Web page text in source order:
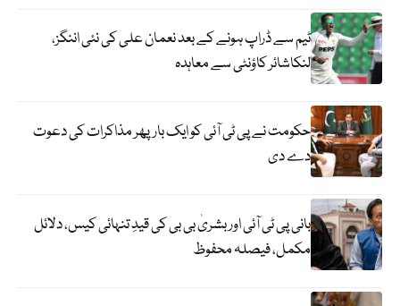
ٹیم سے ڈراپ ہونے کے بعد نعمان علی کی نئی اننگز،
لنکاشائر کاؤنٹی سے معاہدہ
حکومت نے پی ٹی آئی کو ایک بارپھر مذاکرات کی دعوت
دے دی
بانی پی ٹی آئی اور بشریٰ بی بی کی قیدِ تنہائی کیس، دلائل
مکمل، فیصلہ محفوظ